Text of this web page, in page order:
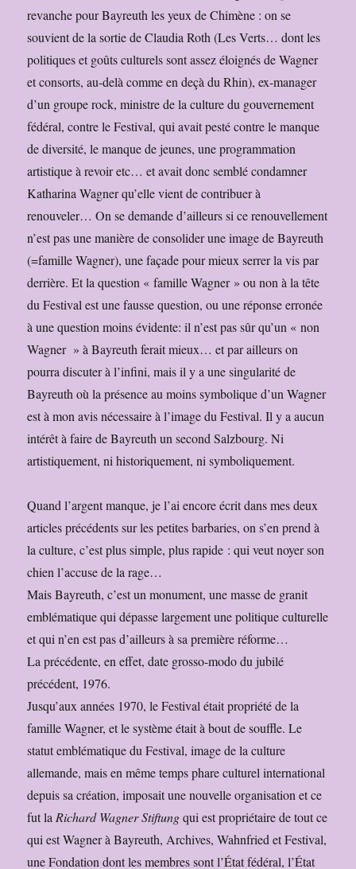
revanche pour Bayreuth les yeux de Chimène : on se
souvient de la sortie de Claudia Roth (Les Verts… dont les
politiques et goûts culturels sont assez éloignés de Wagner
et consorts, au-delà comme en deçà du Rhin), ex-manager
d’un groupe rock, ministre de la culture du gouvernement
fédéral, contre le Festival, qui avait pesté contre le manque
de diversité, le manque de jeunes, une programmation
artistique à revoir etc… et avait donc semblé condamner
Katharina Wagner qu’elle vient de contribuer à
renouveler… On se demande d’ailleurs si ce renouvellement
n’est pas une manière de consolider une image de Bayreuth
(=famille Wagner), une façade pour mieux serrer la vis par
derrière. Et la question « famille Wagner » ou non à la tête
du Festival est une fausse question, ou une réponse erronée
à une question moins évidente: il n’est pas sûr qu’un « non
Wagner » à Bayreuth ferait mieux… et par ailleurs on
pourra discuter à l’infini, mais il y a une singularité de
Bayreuth où la présence au moins symbolique d’un Wagner
est à mon avis nécessaire à l’image du Festival. Il y a aucun
intérêt à faire de Bayreuth un second Salzbourg. Ni
artistiquement, ni historiquement, ni symboliquement.
Quand l’argent manque, je l’ai encore écrit dans mes deux
articles précédents sur les petites barbaries, on s’en prend à
la culture, c’est plus simple, plus rapide : qui veut noyer son
chien l’accuse de la rage…
Mais Bayreuth, c’est un monument, une masse de granit
emblématique qui dépasse largement une politique culturelle
et qui n’en est pas d’ailleurs à sa première réforme…
La précédente, en effet, date grosso-modo du jubilé
précédent, 1976.
Jusqu’aux années 1970, le Festival était propriété de la
famille Wagner, et le système était à bout de souffle. Le
statut emblématique du Festival, image de la culture
allemande, mais en même temps phare culturel international
depuis sa création, imposait une nouvelle organisation et ce
fut laRichard Wagner Stiftungqui est propriétaire de tout ce
qui est Wagner à Bayreuth, Archives, Wahnfried et Festival,
une Fondation dont les membres sont l’État fédéral, l’État